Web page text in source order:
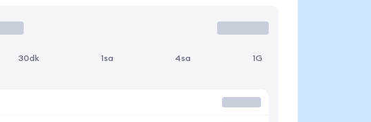
30dk 1sa 4sa 1G